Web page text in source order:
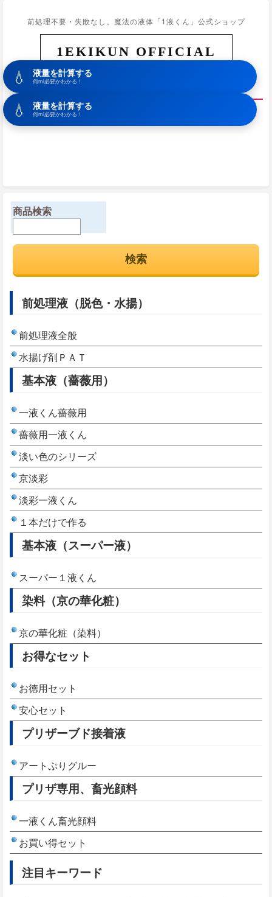
前処理不要・失敗なし。魔法の液体「1液くん」公式ショップ
1EKIKUN OFFICIAL
ホーム
💧 液量を計算する
何ml必要かわかる！
💧 液量を計算する
何ml必要かわかる！
商品検索
前処理液（脱色・水揚）
前処理液全般
水揚げ剤ＰＡＴ
基本液（薔薇用）
一液くん薔薇用
薔薇用一液くん
淡い色のシリーズ
京淡彩
淡彩一液くん
１本だけで作る
基本液（スーパー液）
スーパー１液くん
染料（京の華化粧）
京の華化粧（染料）
お得なセット
お徳用セット
安心セット
プリザーブド接着液
アートぷりグルー
プリザ専用、畜光顔料
一液くん畜光顔料
お買い得セット
注目キーワード